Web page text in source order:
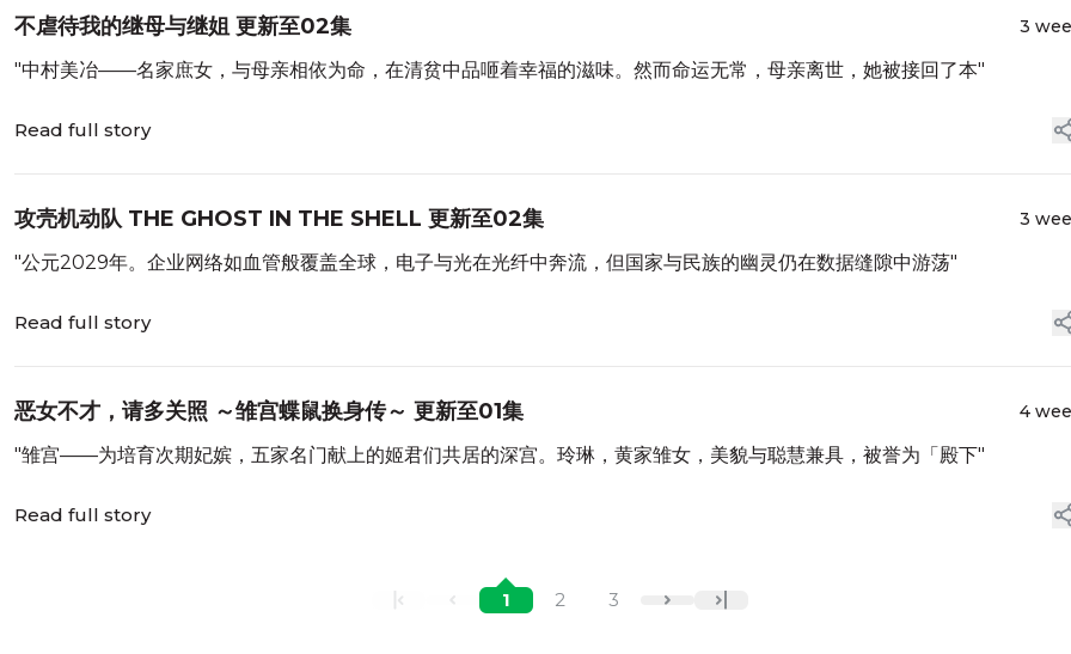
不虐待我的继母与继姐 更新至02集 3
"中村美冶——名家庶女，与母亲相依为命，在清贫中品咂着幸福的滋味。然而命运无常，母亲离世，她被接回了本"
Read full story
攻壳机动队 THE GHOST IN THE SHELL 更新至02集 3
"公元2029年。企业网络如血管般覆盖全球，电子与光在光纤中奔流，但国家与民族的幽灵仍在数据缝隙中游荡"
Read full story
恶女不才，请多关照 ～雏宫蝶鼠换身传～ 更新至01集 4
"雏宫——为培育次期妃嫔，五家名门献上的姬君们共居的深宫。玲琳，黄家雏女，美貌与聪慧兼具，被誉为「殿下"
Read full story
1 2 3